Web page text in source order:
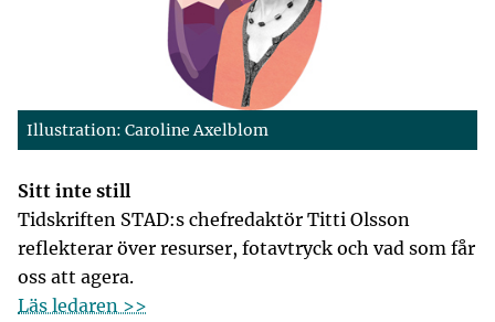
Illustration: Caroline Axelblom
Sitt inte still
Tidskriften STAD:s chefredaktör Titti Olsson
reflekterar över resurser, fotavtryck och vad som får
oss att agera.
Läs ledaren >>